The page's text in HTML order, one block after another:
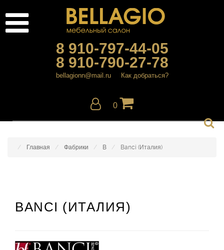
8 910-797-44-05
8 910-790-27-78
bellagionn@mail.ru Как добраться?
0
Главная Фабрики B Banci (Италия)
BANCI (ИТАЛИЯ)